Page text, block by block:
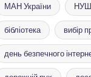
МАН України НУШ
бібліотека вибір
день безпечного